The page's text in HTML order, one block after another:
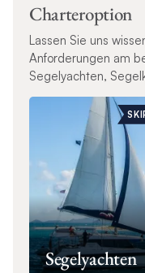
Charteroption
Lassen Sie uns
Anforderungen am
Segelyachten,
Segelyachten